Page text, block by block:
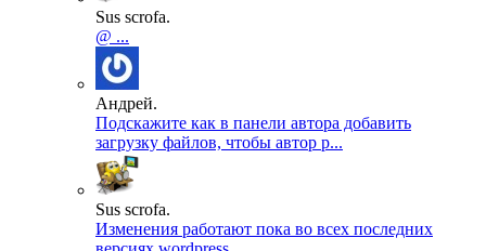
Sus scrofa.
@ ...
Андрей.
Подскажите как в панели автора добавить
загрузку файлов, чтобы автор р...
Sus scrofa.
Изменения работают пока во всех последних